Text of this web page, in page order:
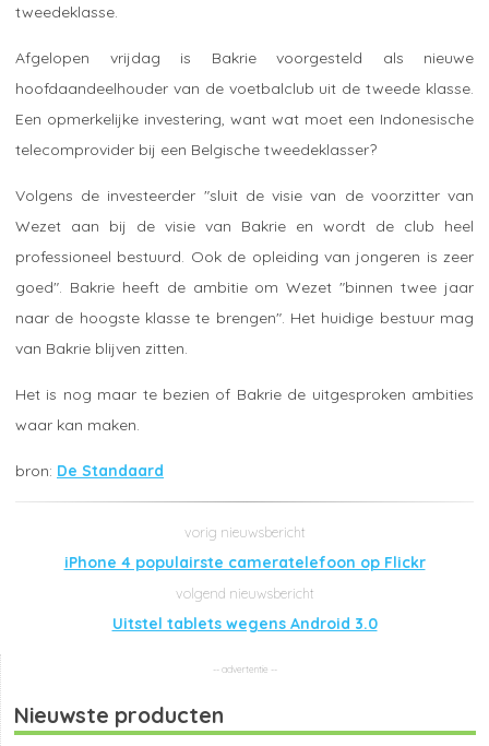
tweedeklasse.
Afgelopen vrijdag is Bakrie voorgesteld als nieuwe
hoofdaandeelhouder van de voetbalclub uit de tweede klasse.
Een opmerkelijke investering, want wat moet een Indonesische
telecomprovider bij een Belgische tweedeklasser?
Volgens de investeerder "sluit de visie van de voorzitter van
Wezet aan bij de visie van Bakrie en wordt de club heel
professioneel bestuurd. Ook de opleiding van jongeren is zeer
goed". Bakrie heeft de ambitie om Wezet "binnen twee jaar
naar de hoogste klasse te brengen". Het huidige bestuur mag
van Bakrie blijven zitten.
Het is nog maar te bezien of Bakrie de uitgesproken ambities
waar kan maken.
De Standaard
iPhone 4 populairste cameratelefoon op Flickr
Uitstel tablets wegens Android 3.0
Nieuwste producten